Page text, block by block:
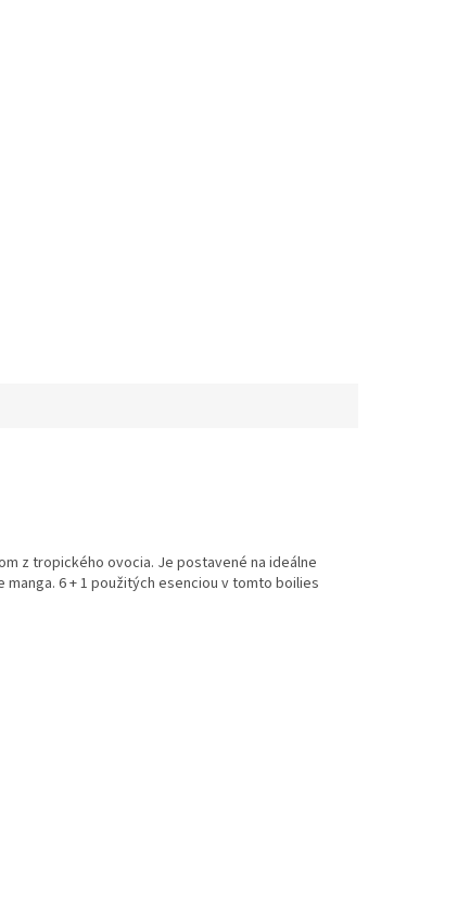
z tropického ovocia. Je postavené na ideálne
manga. 6+1 použitých esenciou vtomto boilies